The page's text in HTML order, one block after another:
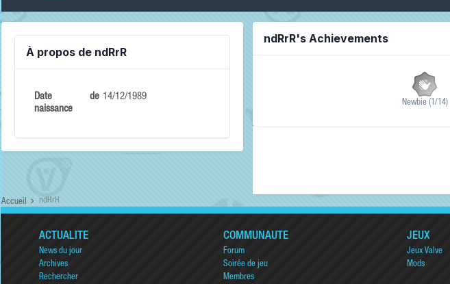
À propos de ndRrR
Date de
naissance
14/12/1989
ndRrR's Achievements
Newbie (1/14)
Accueil ndRrR
ACTUALITÉ
News du jour
Archives
Rechercher
COMMUNAUTÉ
Forum
Soirée de jeu
Membres
JEUX
Jeux Valve
Mods